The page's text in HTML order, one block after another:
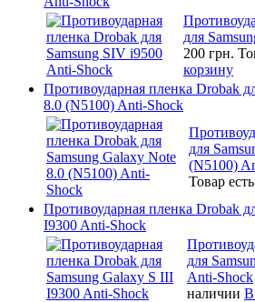
для
200 грн.
корзину
Противоударная пленка Drobak
8.0 (N5100) Anti-Shock
для
(N5100)
Товар
Противоударная пленка Drobak
I9300 Anti-Shock
для
Anti-Shock
наличии В